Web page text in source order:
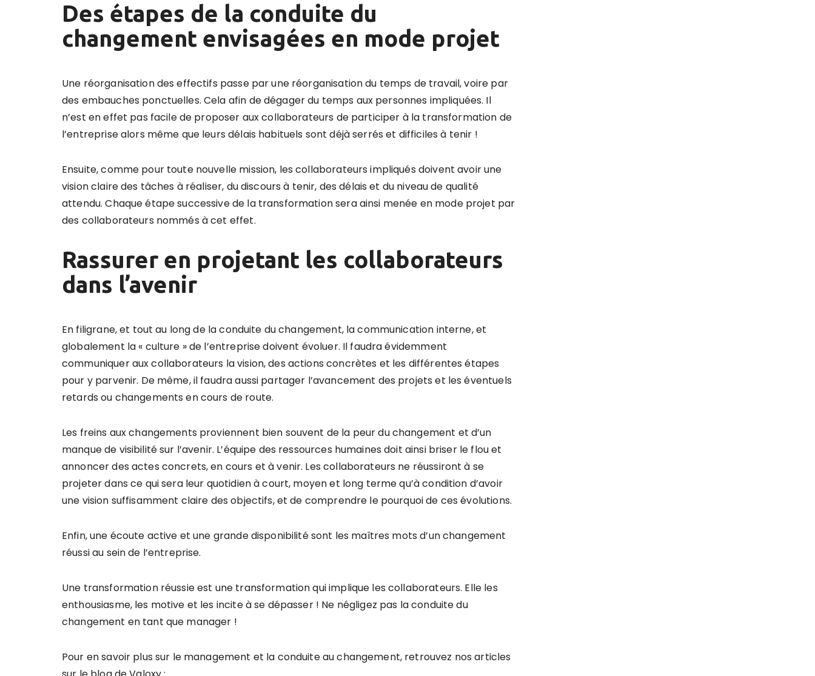
Des étapes de la conduite du
changement envisagées en mode projet
Une réorganisation des effectifs passe par une réorganisation du temps de travail, voire par
des embauches ponctuelles. Cela afin de dégager du temps aux personnes impliquées. Il
n’est en effet pas facile de proposer aux collaborateurs de participer à la transformation de
l’entreprise alors même que leurs délais habituels sont déjà serrés et difficiles à tenir !
Ensuite, comme pour toute nouvelle mission, les collaborateurs impliqués doivent avoir une
vision claire des tâches à réaliser, du discours à tenir, des délais et du niveau de qualité
attendu. Chaque étape successive de la transformation sera ainsi menée en mode projet par
des collaborateurs nommés à cet effet.
Rassurer en projetant les collaborateurs
dans l’avenir
En filigrane, et tout au long de la conduite du changement, la communication interne, et
globalement la « culture » de l’entreprise doivent évoluer. Il faudra évidemment
communiquer aux collaborateurs la vision, des actions concrètes et les différentes étapes
pour y parvenir. De même, il faudra aussi partager l’avancement des projets et les éventuels
retards ou changements en cours de route.
Les freins aux changements proviennent bien souvent de la peur du changement et d’un
manque de visibilité sur l’avenir. L’équipe des ressources humaines doit ainsi briser le flou et
annoncer des actes concrets, en cours et à venir. Les collaborateurs ne réussiront à se
projeter dans ce qui sera leur quotidien à court, moyen et long terme qu’à condition d’avoir
une vision suffisamment claire des objectifs, et de comprendre le pourquoi de ces évolutions.
Enfin, une écoute active et une grande disponibilité sont les maîtres mots d’un changement
réussi au sein de l’entreprise.
Une transformation réussie est une transformation qui implique les collaborateurs. Elle les
enthousiasme, les motive et les incite à se dépasser ! Ne négligez pas la conduite du
changement en tant que manager !
Pour en savoir plus sur le management et la conduite au changement, retrouvez nos articles